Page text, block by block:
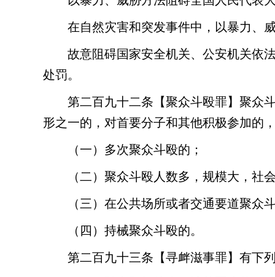
在自然灾害和突发事件中，以暴力、
故意阻碍国家安全机关、公安机关依
处罚。
第二百九十二条 【聚众斗殴罪】聚众
形之一的，对首要分子和其他积极参加的
（一）多次聚众斗殴的；
（二）聚众斗殴人数多，规模大，社
（三）在公共场所或者交通要道聚众
（四）持械聚众斗殴的。
第二百九十三条 【寻衅滋事罪】有下